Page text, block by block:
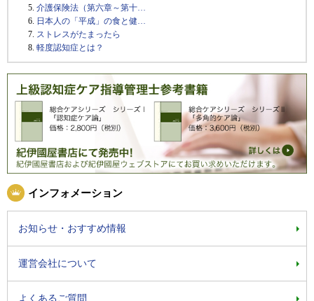
介護保険法（第六章～第十…
日本人の「平成」の食と健…
ストレスがたまったら
軽度認知症とは？
インフォメーション
お知らせ・おすすめ情報
運営会社について
よくあるご質問